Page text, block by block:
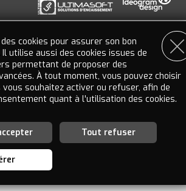
cookies pour assurer son bon
utilise aussi des cookies issues de
permettant de proposer des
À tout moment, vous pouvez choisir
souhaitez activer ou refuser, afin de
quant à l'utilisation des cookies.
des services
choisir quels services vous souhaitez
ces services tiers, vous acceptez le
Tout refuser